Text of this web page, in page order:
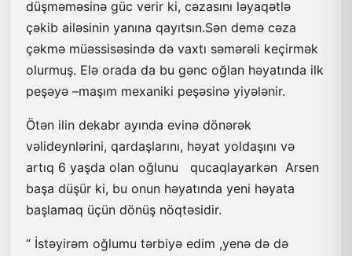
düşməməsinə güc verir ki, cəzasını ləyaqətlə
çəkib ailəsinin yanına qayıtsın.Sən demə cəza
çəkmə müəssisəsində də vaxtı səmərəli keçirmək
olurmuş. Elə orada da bu gənc oğlan həyatında ilk
peşəyə –maşım mexaniki peşəsinə yiyələnir.
Ötən ilin dekabr ayında evinə dönərək
vəlideynlərini, qardaşlarını, həyat yoldaşını və
artıq 6 yaşda olan oğlunu qucaqlayarkən Arsen
başa düşür ki, bu onun həyatında yeni həyata
başlamaq üçün dönüş nöqtəsidir.
“ İstəyirəm oğlumu tərbiyə edim ,yenə də də